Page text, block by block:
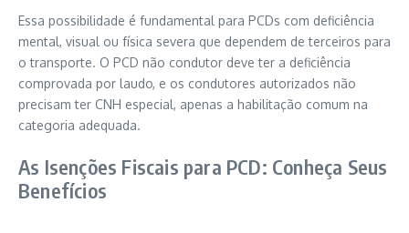
Essa possibilidade é fundamental para PCDs com deficiência
mental, visual ou física severa que dependem de terceiros para
o transporte. O PCD não condutor deve ter a deficiência
comprovada por laudo, e os condutores autorizados não
precisam ter CNH especial, apenas a habilitação comum na
categoria adequada.
As Isenções Fiscais para PCD: Conheça Seus
Benefícios